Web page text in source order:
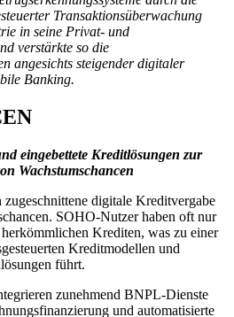
Transaktionsüberwachung
in seine Privat- und
verstärkte so die
angesichts steigender digitaler
Banking.
eingebettete Kreditlösungen zur
Wachstumschancen
digitale Kreditvergabe
SOHO-Nutzer haben oft nur
Krediten, was zu einer
Kreditmodellen und
führt.
zunehmend BNPL-Dienste
und automatisierte